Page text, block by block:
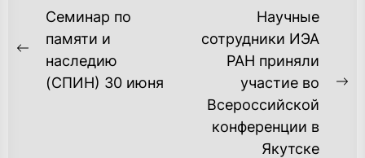
НАВИГАЦИЯ
ПО
ЗАПИСЯМ
Previous
post:
Семинар по
памяти и
наследию
(СПИН) 30 июня
Научные
сотрудники ИЭА
РАН приняли
участие во
Всероссийской
конференции в
Якутске